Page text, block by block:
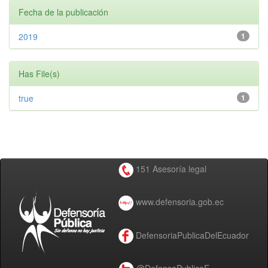
Fecha de la publicación
1
2019
Has File(s)
1
true
151 Asesoría legal
www.defensoria.gob.ec
DefensoriaPublicaDelEcuador